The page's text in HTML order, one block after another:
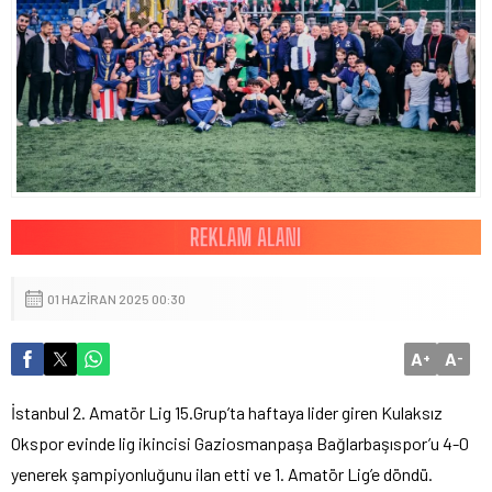
01 HAZIRAN 2025 00:30
A+ A-
İstanbul 2. Amatör Lig 15.Grup’ta haftaya lider giren Kulaksız
Okspor evinde lig ikincisi Gaziosmanpaşa Bağlarbaşıspor’u 4-0
yenerek şampiyonluğunu ilan etti ve 1. Amatör Lig’e döndü.